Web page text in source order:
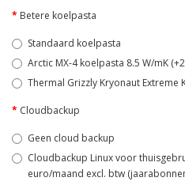
Betere koelpasta
Standaard koelpasta
Arctic MX-4 koelpasta 8.5 W/mK
Thermal Grizzly Kryonaut Extreme
Cloudbackup
Geen cloud backup
Cloudbackup Linux voor
euro/maand excl. btw